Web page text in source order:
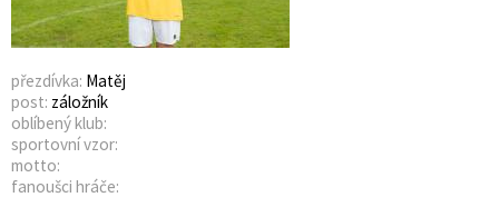
přezdívka: Matěj
post: záložník
oblíbený klub:
sportovní vzor:
motto:
fanoušci hráče: